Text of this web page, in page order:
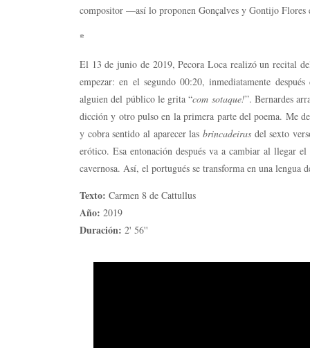
compositor —así lo proponen Gonçalves y Gontijo
*
El 13 de junio de 2019, Pecora Loca realizó un recital
empezar: en el segundo 00:20, inmediatamente
alguien del público le grita “com sotaque!”. Bernardes
dicción y otro pulso en la primera parte del poema. Me
y cobra sentido al aparecer lasbrincadeiras del sexto
erótico. Esa entonación después va a cambiar al llegar
cavernosa. Así, el portugués se transforma en una lengua
Texto: Carmen 8 de Cattullus
Año: 2019
Duración: 2' 56''